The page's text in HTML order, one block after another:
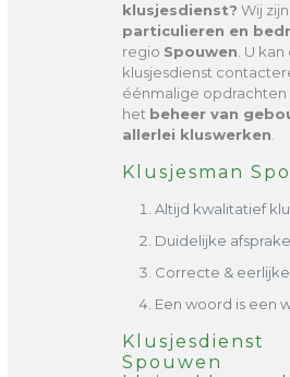
klusjesdienst? Wij
particulieren en
regio Spouwen . U
klusjesdienst
éénmalige opdrachten
het beheer van
allerlei kluswerken
Klusjesman
Altijd kwalitatief
Duidelijke
Correcte &
Een woord is een
Klusjesdienst
Spouwen